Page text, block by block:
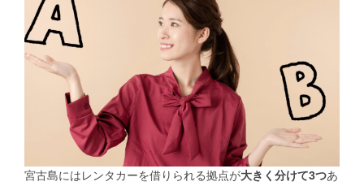
宮古島にはレンタカーを借りられる拠点が大きく分けて3つあ